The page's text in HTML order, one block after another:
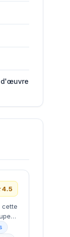
d'œuvre
4.5
cette